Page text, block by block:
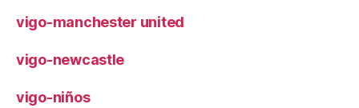
vigo-manchester united
vigo-newcastle
vigo-niños